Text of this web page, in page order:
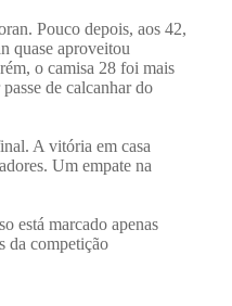
Pouco depois, aos 42,
quase aproveitou
o camisa 28 foi mais
de calcanhar do
A vitória em casa
Um empate na
está marcado apenas
da competição